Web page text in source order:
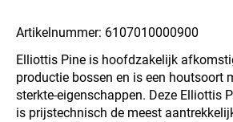
Artikelnummer: 6107010000900
Elliottis Pine is hoofdzakelijk
productie bossen en is een houtsoort
sterkte-eigenschappen. Deze Elliottis
is prijstechnisch de meest